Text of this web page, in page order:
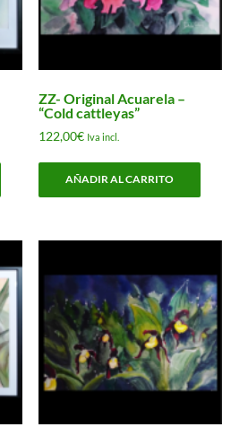
ZZ- Original Acuarela –
“Cold cattleyas”
122,00€ Iva incl.
AÑADIR AL CARRITO